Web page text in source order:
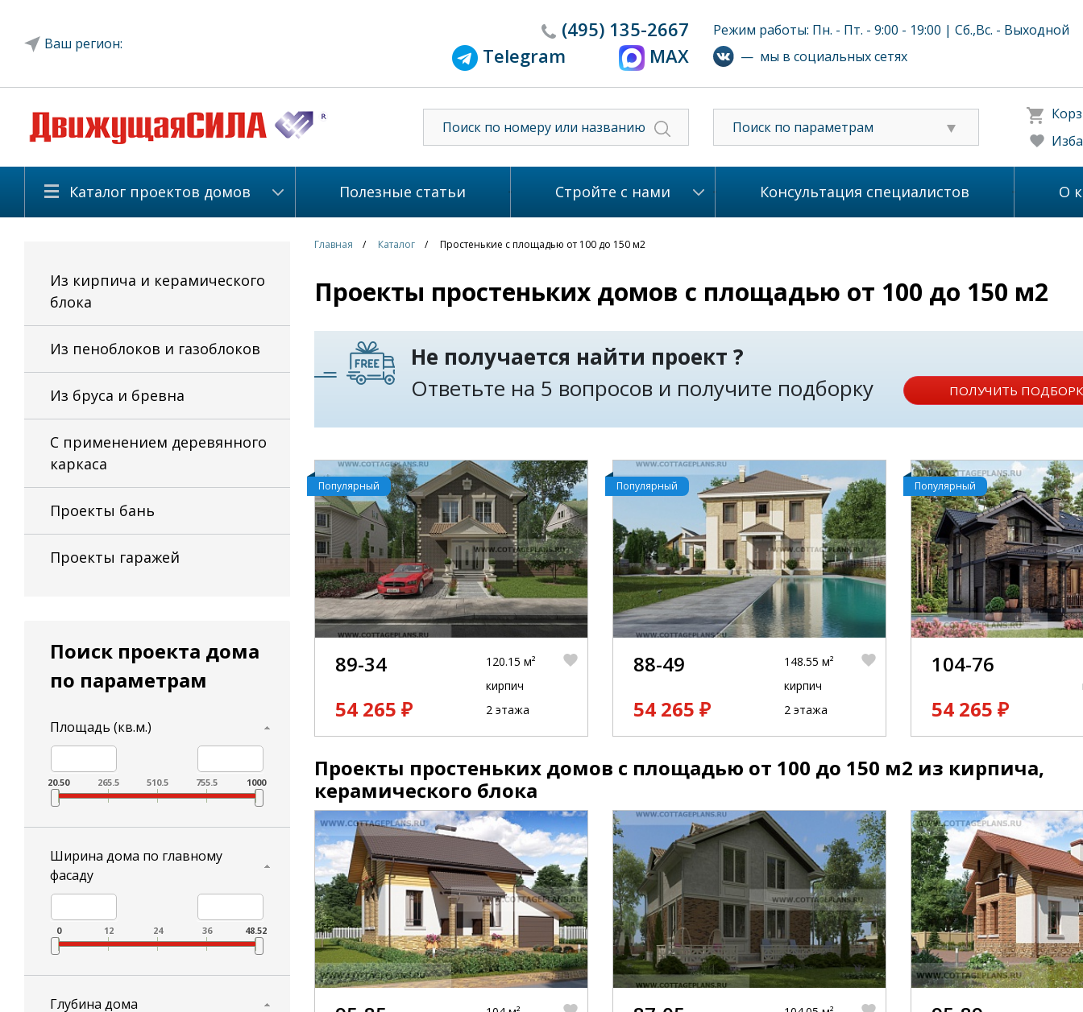
Ваш регион:
(495) 135-2667
Telegram
MAX
Режим работы: Пн. - Пт. - 9:00 - 19:00 | Сб.,Вс. - Выходной
— мы в социальных сетях
Поиск по параметрам
Каталог проектов домов Полезные статьи Стройте с нами Консультация специалистов О
Из кирпича и керамического
блока
Из пеноблоков и газоблоков
Из бруса и бревна
С применением деревянного
каркаса
Проекты бань
Проекты гаражей
Поиск проекта дома
по параметрам
Площадь (кв.м.)
20.50 265.5 510.5 755.5 1000
Ширина дома по главному
фасаду
0 12 24 36 48.52
Глубина дома
Главная Каталог Простенькие с площадью от 100 до 150 м2
Проекты простеньких домов с площадью от 100 до 150 м2
Не получается найти проект ?
Ответьте на 5 вопросов и получите подборку
ПОЛУЧИТЬ
Популярный
89-34
54 265 ₽
120.15 м²
кирпич
2 этажа
Популярный
88-49
54 265 ₽
148.55 м²
кирпич
2 этажа
Популярный
104-76
54 265 ₽
Проекты простеньких домов с площадью от 100 до 150 м2 из кирпича,
керамического блока